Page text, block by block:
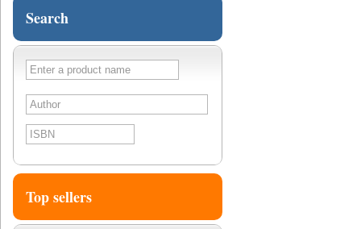
Search
Top sellers